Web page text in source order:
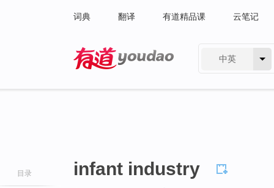
词典 翻译 有道精品课 云笔记
中英
目录 infant industry